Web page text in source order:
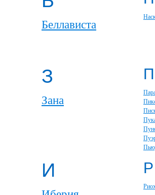
Беллависта
З
Зана
П
И Р